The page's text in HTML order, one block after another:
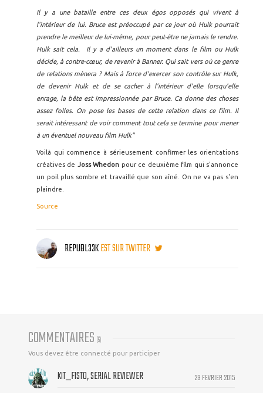
Il y a une bataille entre ces deux égos opposés qui vivent à
l'intérieur de lui. Bruce est préoccupé par ce jour où Hulk pourrait
prendre le meilleur de lui-même, pour peut-être ne jamais le rendre.
Hulk sait cela. Il y a d'ailleurs un moment dans le film ou Hulk
décide, à contre-cœur, de revenir à Banner. Qui sait vers où ce genre
de relations mènera ? Mais à force d'exercer son contrôle sur Hulk,
de devenir Hulk et de se cacher à l'intérieur d'elle lorsqu'elle
enrage, la bête est impressionnée par Bruce. Ca donne des choses
assez folles. On pose les bases de cette relation dans ce film. Il
serait intéressant de voir comment tout cela se termine pour mener
à un éventuel nouveau film Hulk"
Voilà qui commence à sérieusement confirmer les orientations
créatives de Joss Whedon pour ce deuxième film qui s'annonce
un poil plus sombre et travaillé que son aîné. On ne va pas s'en
plaindre.
Source
REPUBL33KEST SUR TWITTER
COMMENTAIRES (5)
Vous devez être connecté pour participer
23 FEVRIER 2015
KIT_FISTO, SERIAL REVIEWER